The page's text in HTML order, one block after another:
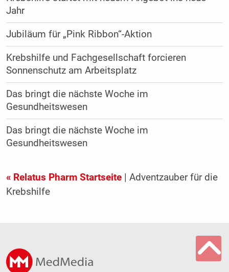
Jahr
Jubiläum für „Pink Ribbon“-Aktion
Krebshilfe und Fachgesellschaft forcieren
Sonnenschutz am Arbeitsplatz
Das bringt die nächste Woche im
Gesundheitswesen
Das bringt die nächste Woche im
Gesundheitswesen
« Relatus Pharm Startseite| Adventzauber für die
Krebshilfe